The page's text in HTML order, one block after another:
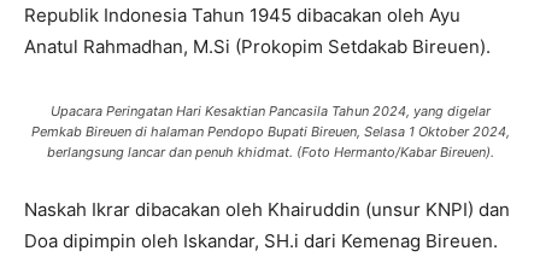
Republik Indonesia Tahun 1945 dibacakan oleh Ayu
Anatul Rahmadhan, M.Si (Prokopim Setdakab Bireuen).
Upacara Peringatan Hari Kesaktian Pancasila Tahun 2024, yang digelar
Pemkab Bireuen di halaman Pendopo Bupati Bireuen, Selasa 1 Oktober 2024,
berlangsung lancar dan penuh khidmat. (Foto Hermanto/Kabar Bireuen).
Naskah Ikrar dibacakan oleh Khairuddin (unsur KNPI) dan
Doa dipimpin oleh Iskandar, SH.i dari Kemenag Bireuen.